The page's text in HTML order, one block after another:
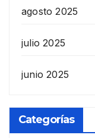
agosto 2025
julio 2025
junio 2025
Categorías